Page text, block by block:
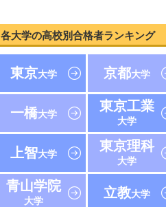
各大学の高校別合格者ランキング
東京大学 京都大学
一橋大学
東京工業
大学
上智大学
東京理科
大学
青山学院
大学
立教大学